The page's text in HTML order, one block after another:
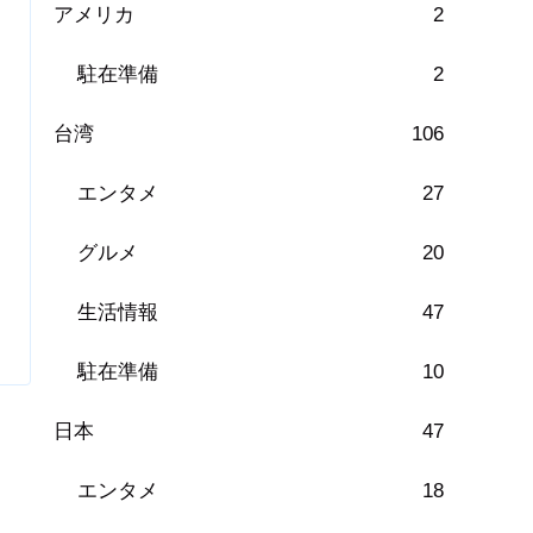
アメリカ 2
駐在準備 2
台湾 106
エンタメ 27
グルメ 20
生活情報 47
駐在準備 10
日本 47
エンタメ 18